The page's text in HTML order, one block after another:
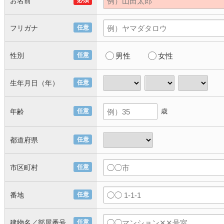
任意
フリガナ
任意
性別 男性 女性
任意
生年月日（年）
任意
年齢 歳
任意
都道府県
任意
市区町村
任意
番地
任意